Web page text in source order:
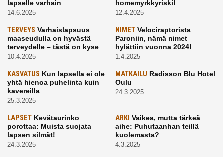
lapselle varhain
14.6.2025
homemyrkkyriski!
12.4.2025
TERVEYS Varhaislapsuus
maaseudulla on hyvästä
terveydelle – tästä on kyse
10.4.2025
NIMETVelociraptorista
Paroniin, nämä nimet
hylättiin vuonna 2024!
1.4.2025
KASVATUS Kun lapsella ei ole
yhtä hienoa puhelinta kuin
kavereilla
25.3.2025
MATKAILU Radisson Blu Hotel
Oulu
24.3.2025
LAPSET Kevätaurinko
porottaa: Muista suojata
lapsen silmät!
24.3.2025
ARKI Vaikea, mutta tärkeä
aihe: Puhutaanhan teillä
kuolemasta?
4.3.2025